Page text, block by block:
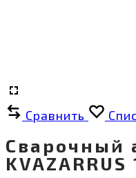
Сравнить
Сварочный